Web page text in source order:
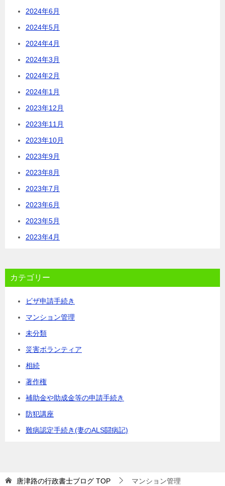
2024年6月
2024年5月
2024年4月
2024年3月
2024年2月
2024年1月
2023年12月
2023年11月
2023年10月
2023年9月
2023年8月
2023年7月
2023年6月
2023年5月
2023年4月
カテゴリー
ビザ申請手続き
マンション管理
未分類
災害ボランティア
相続
著作権
補助金や助成金等の申請手続き
防犯講座
難病認定手続き(妻のALS闘病記)
唐津路の行政書士ブログ TOP マンション管理